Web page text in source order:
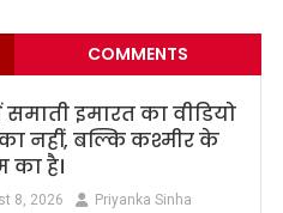
COMMENTS
इमारत का वीडियो
नहीं, बल्कि कश्मीर के
का है।
8, 2026 Priyanka Sinha